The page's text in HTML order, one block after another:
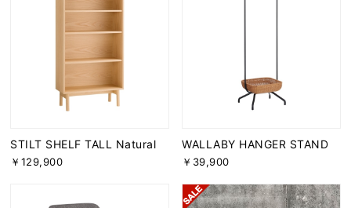
STILT SHELF TALL Natural
￥129,900
WALLABY HANGER STAND
￥39,900